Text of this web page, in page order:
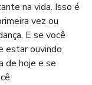
na vida. Isso é
vez ou
E se você
estar ouvindo
de hoje e se